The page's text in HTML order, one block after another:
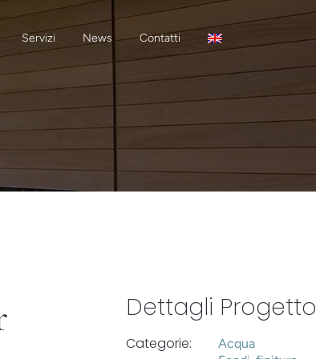
Servizi News Contatti
Dettagli Progetto
Categorie:
Acqua